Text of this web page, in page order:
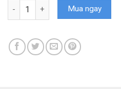
Tủ đông kính cường lực 490 lít
Mua ngay